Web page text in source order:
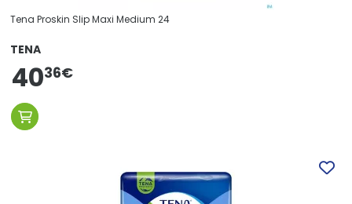
Tena Proskin Slip Maxi Medium 24
TENA
4036€